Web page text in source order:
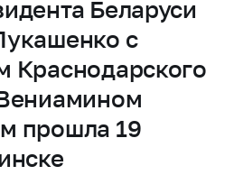
Беларуси
с
Краснодарского
прошла 19